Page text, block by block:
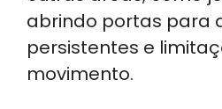
abrindo portas para
persistentes e
movimento.